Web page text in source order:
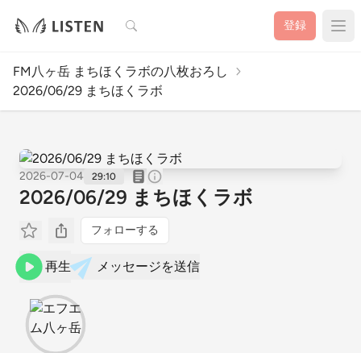
検索 登録
FM八ヶ岳 まちほくラボの八枚おろし
2026/06/29 まちほくラボ
2026-07-04 29:10
2026/06/29 まちほくラボ
フォローする
再生 メッセージを送信